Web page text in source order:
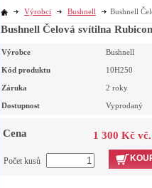
Výrobci Bushnell Bushnell
Bushnell Čelová svítilna
Výrobce Bushnell
Kód produktu 10H250
Záruka 2 roky
Dostupnost Vyprodaný
Cena 1 300 Kč
Počet kusů